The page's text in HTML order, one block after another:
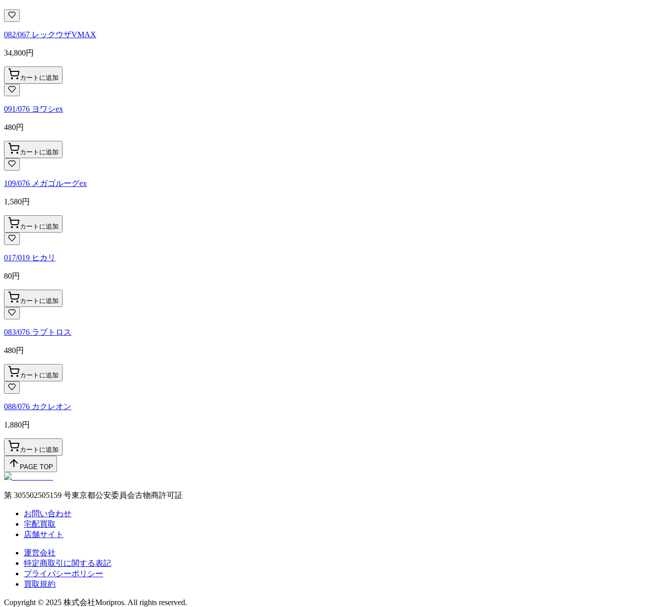
082/067 レックウザVMAX
34,800円
カートに追加
091/076 ヨワシex
480円
カートに追加
109/076 メガゴルーグex
1,580円
カートに追加
017/019 ヒカリ
80円
カートに追加
083/076 ラブトロス
480円
カートに追加
088/076 カクレオン
1,880円
カートに追加
PAGE TOP
第 305502505159 号東京都公安委員会古物商許可証
お問い合わせ
宅配買取
店舗サイト
運営会社
特定商取引に関する表記
プライバシーポリシー
買取規約
Copyright © 2025 株式会社Moripros. All rights reserved.